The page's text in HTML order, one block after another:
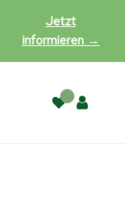
Jetzt
informieren →